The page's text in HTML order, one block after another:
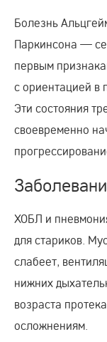
Болезнь
Паркинсона —
первым
с ориентацией в
Эти состояния
своевременно
ХОБЛ и
для стариков.
слабеет,
нижних
возраста
осложнениям.